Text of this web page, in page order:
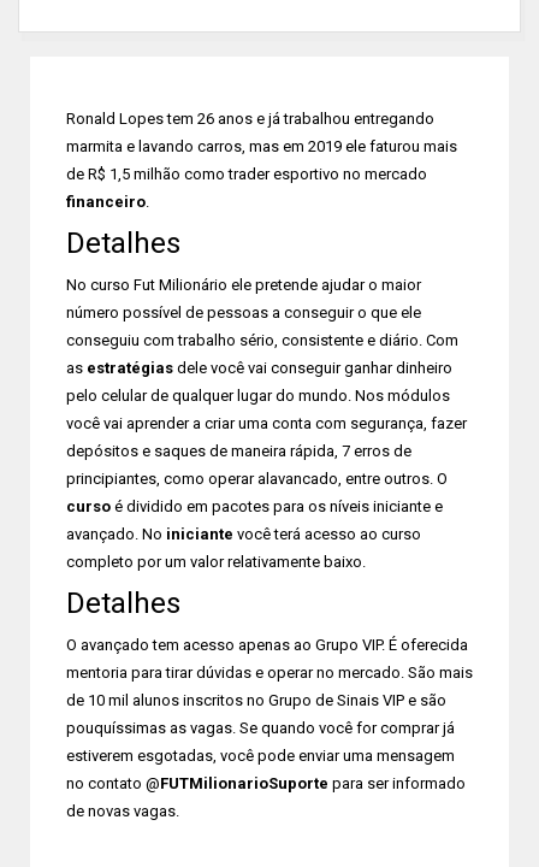
Ronald Lopes tem 26 anos e já trabalhou entregando
marmita e lavando carros, mas em 2019 ele faturou mais
de R$ 1,5 milhão como trader esportivo no mercado
financeiro.
Detalhes
No curso Fut Milionário ele pretende ajudar o maior
número possível de pessoas a conseguir o que ele
conseguiu com trabalho sério, consistente e diário. Com
as estratégias dele você vai conseguir ganhar dinheiro
pelo celular de qualquer lugar do mundo. Nos módulos
você vai aprender a criar uma conta com segurança, fazer
depósitos e saques de maneira rápida, 7 erros de
principiantes, como operar alavancado, entre outros. O
curso é dividido em pacotes para os níveis iniciante e
avançado. No iniciante você terá acesso ao curso
completo por um valor relativamente baixo.
Detalhes
O avançado tem acesso apenas ao Grupo VIP. É oferecida
mentoria para tirar dúvidas e operar no mercado. São mais
de 10 mil alunos inscritos no Grupo de Sinais VIP e são
pouquíssimas as vagas. Se quando você for comprar já
estiverem esgotadas, você pode enviar uma mensagem
no contato @FUTMilionarioSuporte para ser informado
de novas vagas.